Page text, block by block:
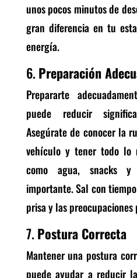
unos pocos minutos de
gran diferencia en tu
energía.
6. Preparación
Prepararte
puede reducir
Asegúrate de conocer la
vehículo y tener todo lo
como agua, snacks y
importante. Sal con
prisa y las
7. Postura Correcta
Mantener una postura
puede ayudar a reducir